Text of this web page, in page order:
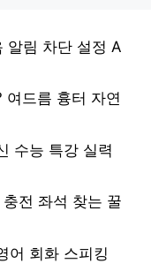
알림 차단 설정 A
여드름 흉터 자연
수능 특강 실력
전 좌석 찾는 꿀
어 회화 스피킹